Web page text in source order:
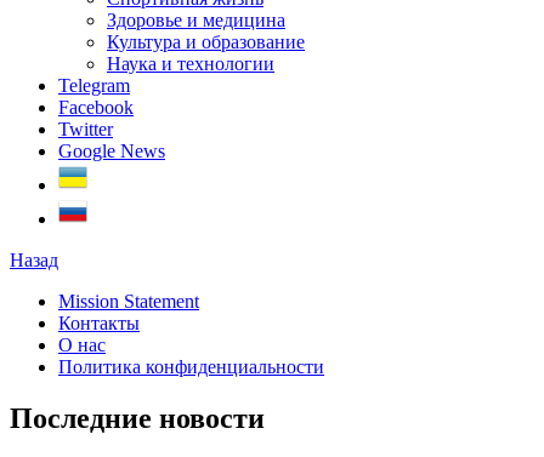
Здоровье и медицина
Культура и образование
Наука и технологии
Telegram
Facebook
Twitter
Google News
Назад
Mission Statement
Контакты
О нас
Политика конфиденциальности
Последние новости